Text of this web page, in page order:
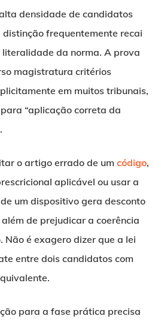
densidade de candidatos
frequentemente recai
literalidade da norma. A prova
magistratura critérios
em muitos tribunais,
“aplicação correta da
o artigo errado de um código,
aplicável ou usar a
um dispositivo gera desconto
de prejudicar a coerência
é exagero dizer que a lei
entre dois candidatos com
para a fase prática precisa